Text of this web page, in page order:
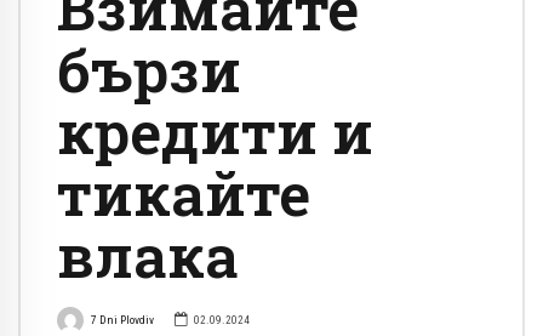
бързи
кредити и
тикайте
влака
7 Dni Plovdiv 02.09.2024